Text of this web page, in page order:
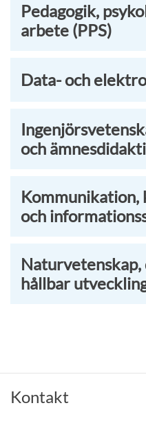
Pedagogik,
arbete (PPS)
Data- och
och
och
Naturvetenskap,
hållbar
Kontakt